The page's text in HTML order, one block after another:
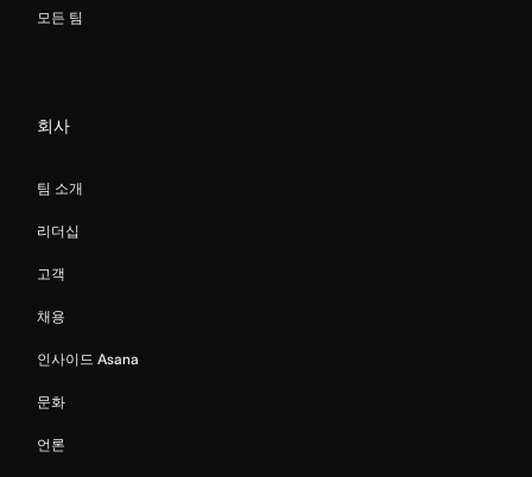
모든 팀
회사
팀 소개
리더십
고객
채용
인사이드 Asana
문화
언론